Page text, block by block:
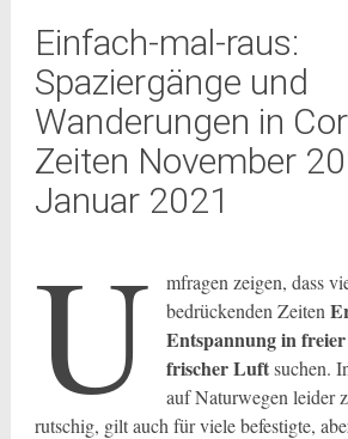
Einfach-mal-raus:
Spaziergänge und
Wanderungen in
Zeiten November
Januar 2021
U
mfragen zeigen, dass
bedrückenden Zeiten
Entspannung in
frischer Luftsuchen.
auf Naturwegen leider
rutschig, gilt auch für viele befestigte,